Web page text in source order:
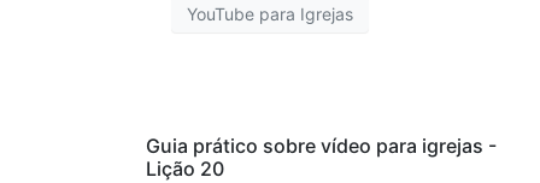
YouTube para Igrejas
Guia prático sobre vídeo para igrejas -
Lição 20